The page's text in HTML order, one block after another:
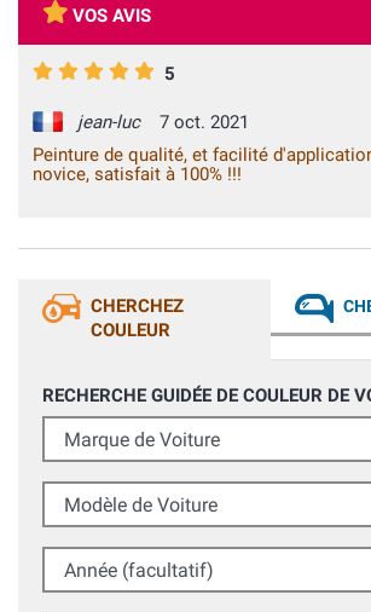
VOS AVIS
5
jean-luc
7 oct. 2021
Peinture de qualité, et facilité
novice, satisfait à 100% !!!
CHERCHEZ
COULEUR
RECHERCHE GUIDÉE DE COULEUR DE
Marque de Voiture
Modèle de Voiture
Année (facultatif)